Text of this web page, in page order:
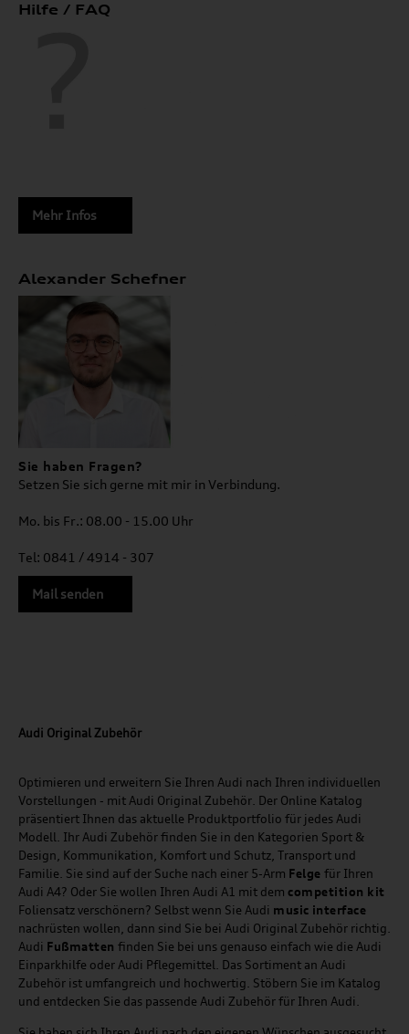
Hilfe / FAQ
Mehr Infos
Alexander Schefner
Sie haben Fragen?
Setzen Sie sich gerne mit mir in Verbindung.
Mo. bis Fr.: 08.00 - 15.00 Uhr
Tel: 0841 / 4914 - 307
Mail senden
Audi Original Zubehör
Optimieren und erweitern Sie Ihren Audi nach Ihren individuellen
Vorstellungen - mit Audi Original Zubehör. Der Online Katalog
präsentiert Ihnen das aktuelle Produktportfolio für jedes Audi
Modell. Ihr Audi Zubehör finden Sie in den Kategorien Sport &
Design, Kommunikation, Komfort und Schutz, Transport und
Familie. Sie sind auf der Suche nach einer 5-Arm Felge für Ihren
Audi A4? Oder Sie wollen Ihren Audi A1 mit dem competition kit
Foliensatz verschönern? Selbst wenn Sie Audi music interface
nachrüsten wollen, dann sind Sie bei Audi Original Zubehör richtig.
Audi Fußmatten finden Sie bei uns genauso einfach wie die Audi
Einparkhilfe oder Audi Pflegemittel. Das Sortiment an Audi
Zubehör ist umfangreich und hochwertig. Stöbern Sie im Katalog
und entdecken Sie das passende Audi Zubehör für Ihren Audi.